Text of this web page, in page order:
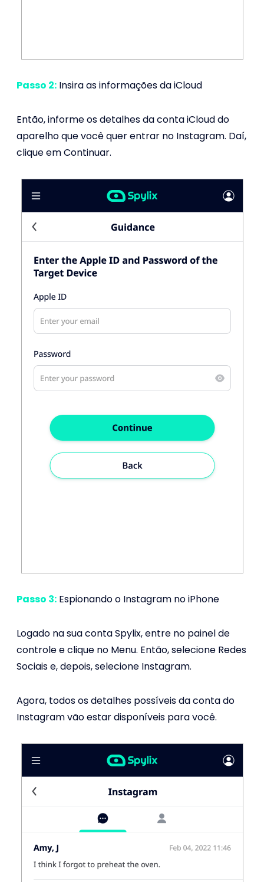
Passo 2: Insira as informações da iCloud
Então, informe os detalhes da conta iCloud do
aparelho que você quer entrar no Instagram. Daí,
clique em Continuar.
Passo 3: Espionando o Instagram no iPhone
Logado na sua conta Spylix, entre no painel de
controle e clique no Menu. Então, selecione Redes
Sociais e, depois, selecione Instagram.
Agora, todos os detalhes possíveis da conta do
Instagram vão estar disponíveis para você.